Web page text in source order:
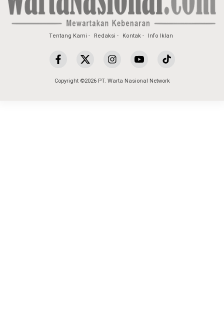
Tentang Kami Redaksi Kontak Info Iklan
Copyright ©2026 PT. Warta Nasional Network